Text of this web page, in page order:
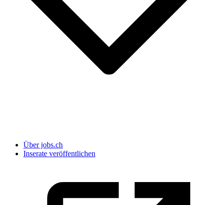
Über jobs.ch
Inserate veröffentlichen